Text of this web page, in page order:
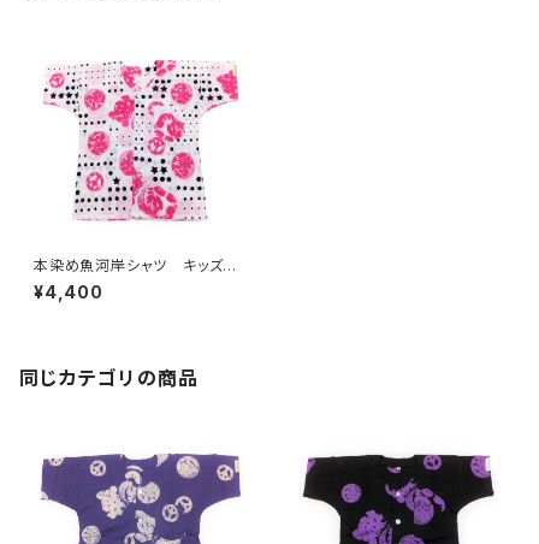
本染め魚河岸シャツ キッズ用1
10サイズ 認定証付き 木綿
晒 星柄入り豆絞り 白×紺＆
ぐいシャツ 濱いちシャツ 焼
津 浜通り 港町
¥4,400
同じカテゴリの商品